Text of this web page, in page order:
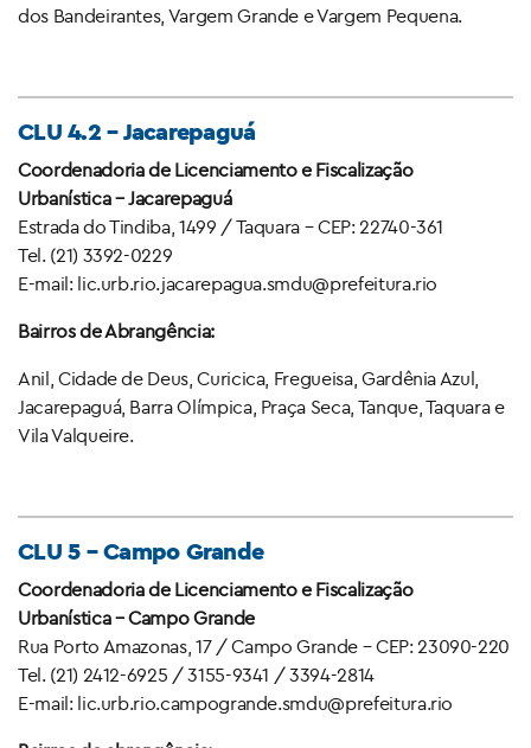
dos Bandeirantes, Vargem Grande e Vargem Pequena.
CLU 4.2 – Jacarepaguá
Coordenadoria de Licenciamento e Fiscalização
Urbanística – Jacarepaguá
Estrada do Tindiba, 1499 / Taquara – CEP: 22740-361
Tel. (21) 3392-0229
E-mail: lic.urb.rio.jacarepagua.smdu@prefeitura.rio
Bairros de Abrangência:
Anil, Cidade de Deus, Curicica, Fregueisa, Gardênia Azul,
Jacarepaguá, Barra Olímpica, Praça Seca, Tanque, Taquara e
Vila Valqueire.
CLU 5 – Campo Grande
Coordenadoria de Licenciamento e Fiscalização
Urbanística – Campo Grande
Rua Porto Amazonas, 17 / Campo Grande – CEP: 23090-220
Tel. (21) 2412-6925 / 3155-9341 / 3394-2814
E-mail: lic.urb.rio.campogrande.smdu@prefeitura.rio